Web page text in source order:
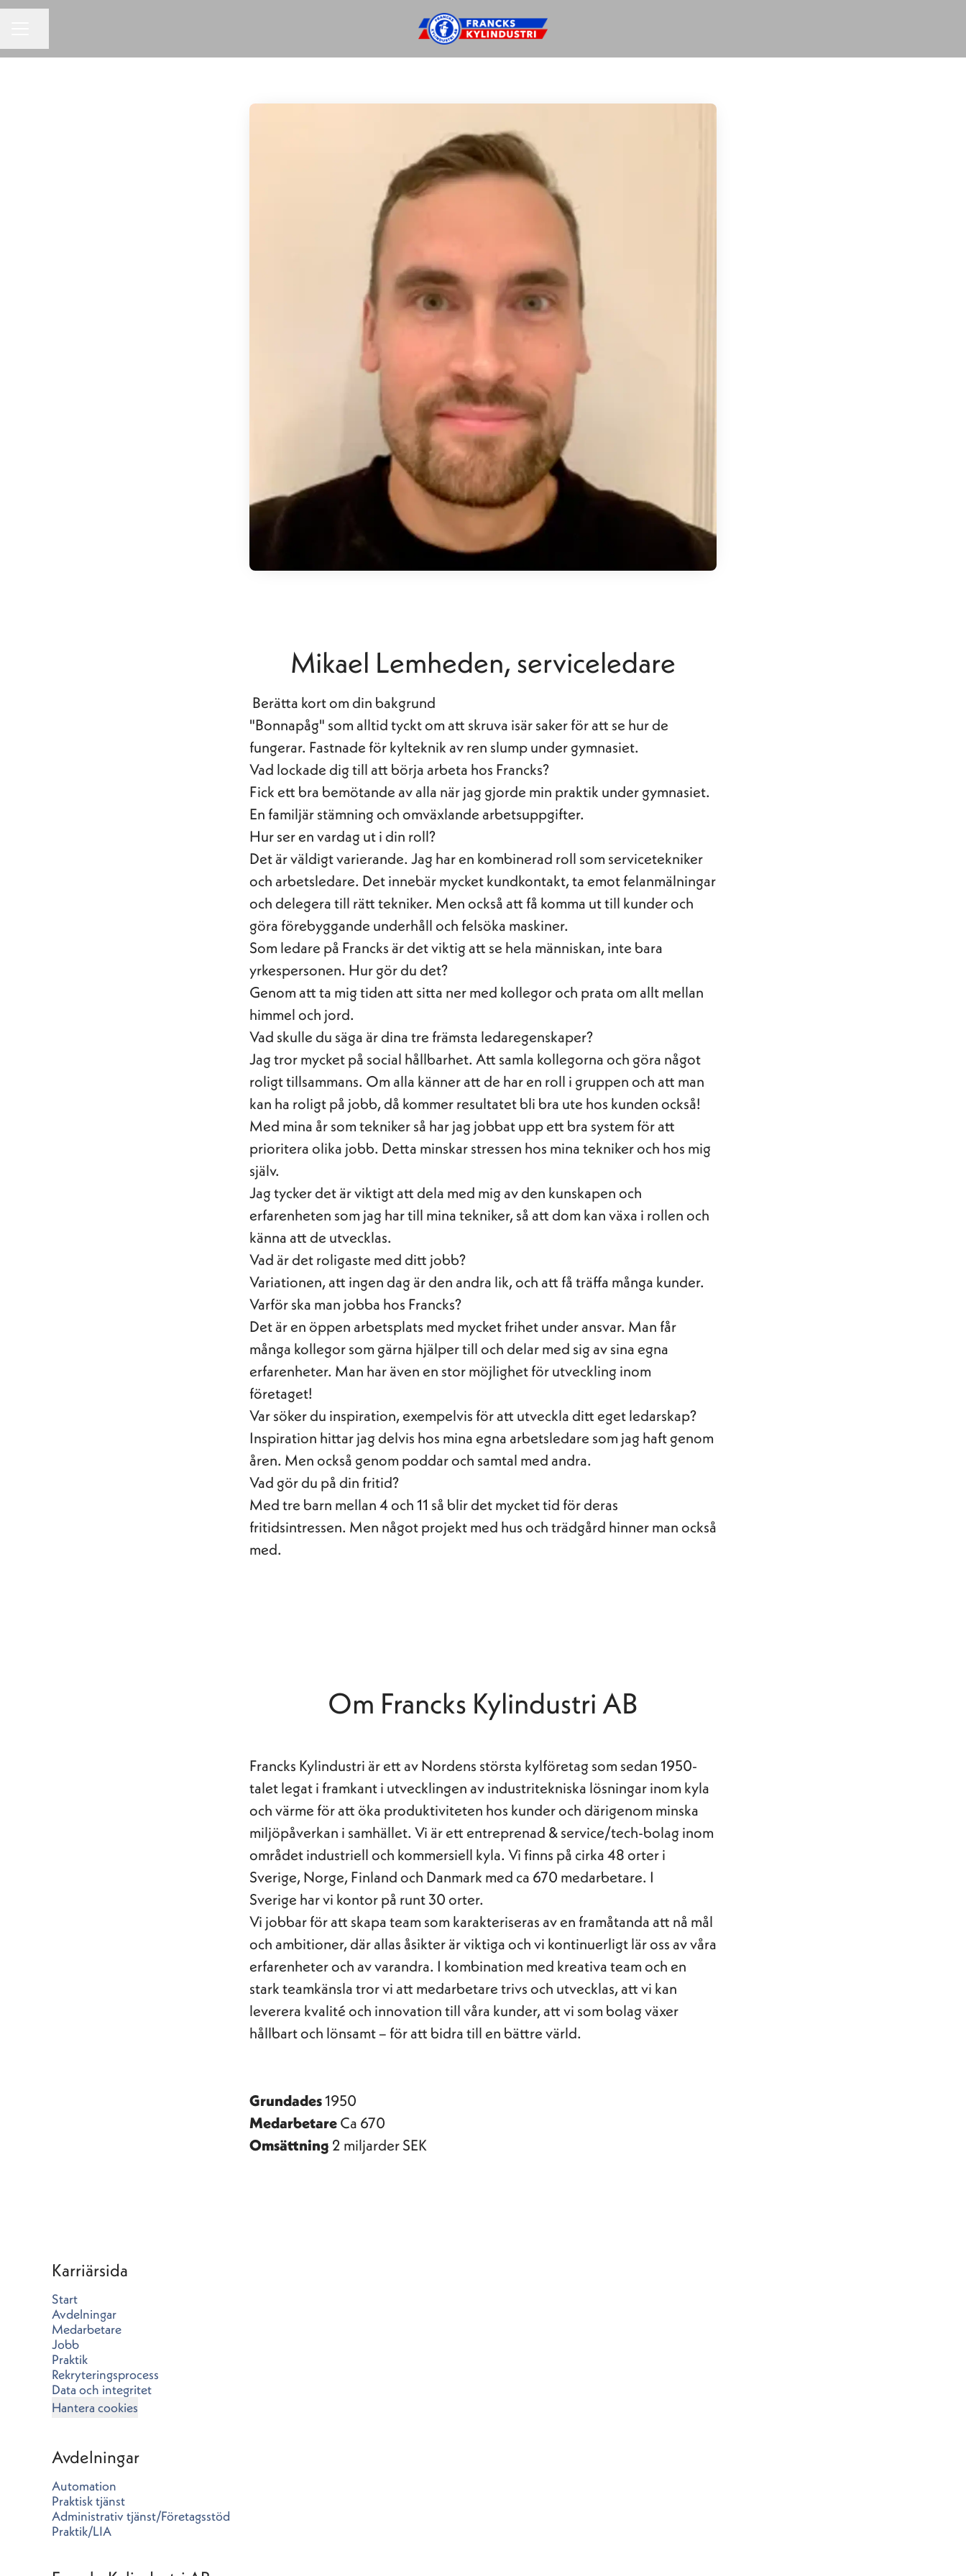
Mikael Lemheden, serviceledare
Berätta kort om din bakgrund
"Bonnapåg" som alltid tyckt om att skruva isär saker för att se hur de
fungerar. Fastnade för kylteknik av ren slump under gymnasiet.
Vad lockade dig till att börja arbeta hos Francks?
Fick ett bra bemötande av alla när jag gjorde min praktik under gymnasiet.
En familjär stämning och omväxlande arbetsuppgifter.
Hur ser en vardag ut i din roll?
Det är väldigt varierande. Jag har en kombinerad roll som servicetekniker
och arbetsledare. Det innebär mycket kundkontakt, ta emot felanmälningar
och delegera till rätt tekniker. Men också att få komma ut till kunder och
göra förebyggande underhåll och felsöka maskiner.
Som ledare på Francks är det viktig att se hela människan, inte bara
yrkespersonen. Hur gör du det?
Genom att ta mig tiden att sitta ner med kollegor och prata om allt mellan
himmel och jord.
Vad skulle du säga är dina tre främsta ledaregenskaper?
Jag tror mycket på social hållbarhet. Att samla kollegorna och göra något
roligt tillsammans. Om alla känner att de har en roll i gruppen och att man
kan ha roligt på jobb, då kommer resultatet bli bra ute hos kunden också!
Med mina år som tekniker så har jag jobbat upp ett bra system för att
prioritera olika jobb. Detta minskar stressen hos mina tekniker och hos mig
själv.
Jag tycker det är viktigt att dela med mig av den kunskapen och
erfarenheten som jag har till mina tekniker, så att dom kan växa i rollen och
känna att de utvecklas.
Vad är det roligaste med ditt jobb?
Variationen, att ingen dag är den andra lik, och att få träffa många kunder.
Varför ska man jobba hos Francks?
Det är en öppen arbetsplats med mycket frihet under ansvar. Man får
många kollegor som gärna hjälper till och delar med sig av sina egna
erfarenheter. Man har även en stor möjlighet för utveckling inom
företaget!
Var söker du inspiration, exempelvis för att utveckla ditt eget ledarskap?
Inspiration hittar jag delvis hos mina egna arbetsledare som jag haft genom
åren. Men också genom poddar och samtal med andra.
Vad gör du på din fritid?
Med tre barn mellan 4 och 11 så blir det mycket tid för deras
fritidsintressen. Men något projekt med hus och trädgård hinner man också
med.
Om Francks Kylindustri AB
Francks Kylindustri är ett av Nordens största kylföretag som sedan 1950-
talet legat i framkant i utvecklingen av industritekniska lösningar inom kyla
och värme för att öka produktiviteten hos kunder och därigenom minska
miljöpåverkan i samhället. Vi är ett entreprenad & service/tech-bolag inom
området industriell och kommersiell kyla. Vi finns på cirka 48 orter i
Sverige, Norge, Finland och Danmark med ca 670 medarbetare. I
Sverige har vi kontor på runt 30 orter.
Vi jobbar för att skapa team som karakteriseras av en framåtanda att nå mål
och ambitioner, där allas åsikter är viktiga och vi kontinuerligt lär oss av våra
erfarenheter och av varandra. I kombination med kreativa team och en
stark teamkänsla tror vi att medarbetare trivs och utvecklas, att vi kan
leverera kvalité och innovation till våra kunder, att vi som bolag växer
hållbart och lönsamt – för att bidra till en bättre värld.
Grundades1950
MedarbetareCa 670
Omsättning 2 miljarder SEK
Karriärsida
Start
Avdelningar
Medarbetare
Jobb
Praktik
Rekryteringsprocess
Data och integritet
Hantera cookies
Avdelningar
Automation
Praktisk tjänst
Administrativ tjänst/Företagsstöd
Praktik/LIA